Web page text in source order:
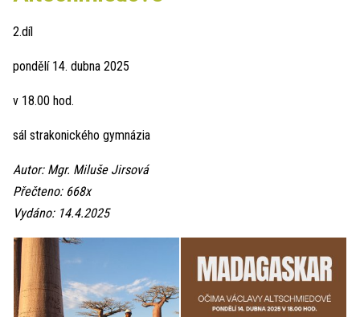
2.díl
pondělí 14. dubna 2025
v 18.00 hod.
sál strakonického gymnázia
Autor: Mgr. Miluše Jirsová
Přečteno: 668x
Vydáno: 14.4.2025